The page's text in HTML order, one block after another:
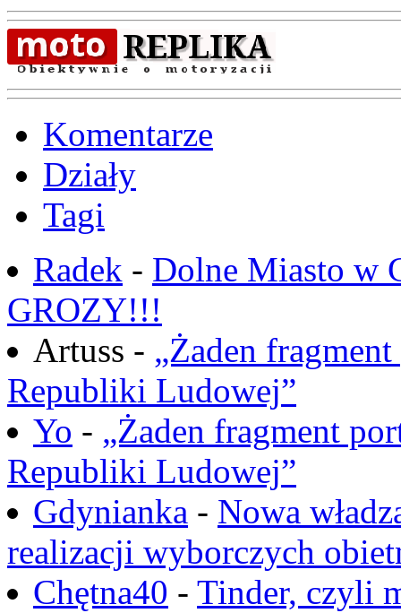
Komentarze
Działy
Tagi
Radek - Dolne Miasto w
GROZY!!!
Artuss - „Żaden
Republiki Ludowej”
Yo - „Żaden fragment
Republiki Ludowej”
Gdynianka - Nowa
realizacji wyborczych
Chętna40 - Tinder, czyli